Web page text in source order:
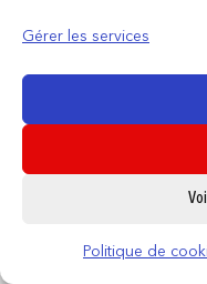
Gérer les services
Politique de
HELLO KITTY